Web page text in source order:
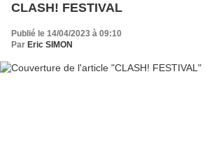
CLASH! FESTIVAL
Publié le 14/04/2023 à 09:10
Par Eric SIMON